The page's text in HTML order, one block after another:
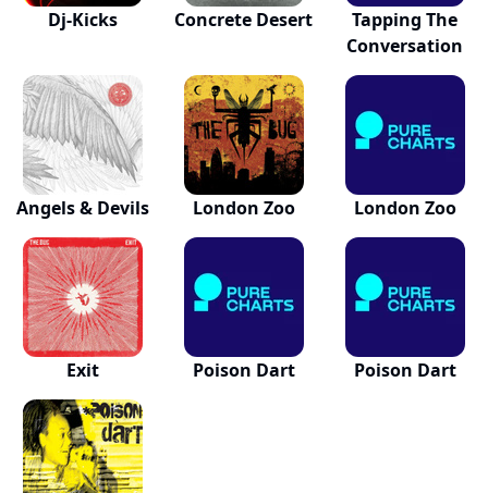
Dj-Kicks Concrete Desert
Tapping The
Conversation
Angels & Devils London Zoo London Zoo
Exit Poison Dart Poison Dart